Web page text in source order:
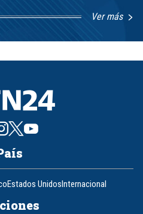
Ver más
Estados UnidosInternacional